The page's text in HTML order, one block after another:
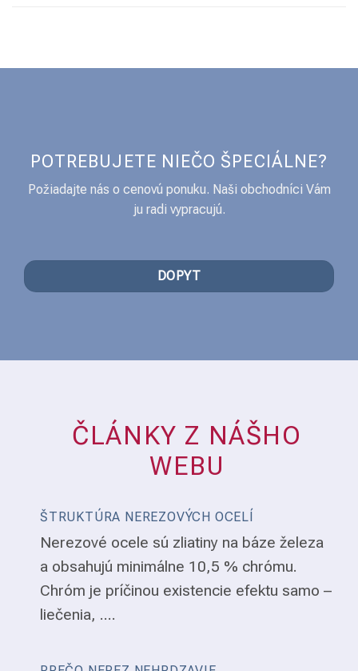
POTREBUJETE NIEČO ŠPECIÁLNE?
Požiadajte nás o cenovú ponuku. Naši obchodníci Vám
ju radi vypracujú.
DOPYT
ČLÁNKY Z NÁŠHO
WEBU
ŠTRUKTÚRA NEREZOVÝCH OCELÍ
Nerezové ocele sú zliatiny na báze železa
a obsahujú minimálne 10,5 % chrómu.
Chróm je príčinou existencie efektu samo –
liečenia, ....